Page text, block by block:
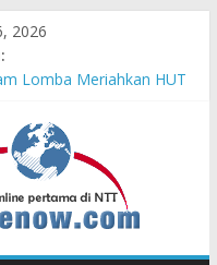
2026
Pedoman Bangun
Pertahanan Udara
Listrik Masuk Desa, PLN